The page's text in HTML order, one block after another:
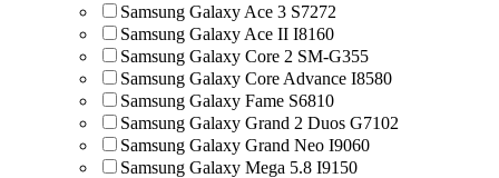
Samsung Galaxy Ace 3 S7272
Samsung Galaxy Ace II I8160
Samsung Galaxy Core 2 SM-G355
Samsung Galaxy Core Advance I8580
Samsung Galaxy Fame S6810
Samsung Galaxy Grand 2 Duos G7102
Samsung Galaxy Grand Neo I9060
Samsung Galaxy Mega 5.8 I9150